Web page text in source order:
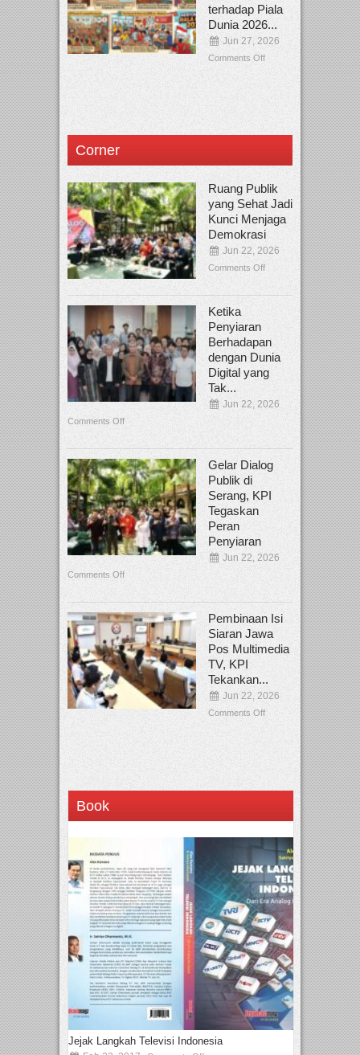
terhadap Piala
Dunia 2026...
Jun 27, 2026
Comments Off
Corner
Ruang Publik
yang Sehat Jadi
Kunci Menjaga
Demokrasi
Jun 22, 2026
Comments Off
Ketika
Penyiaran
Berhadapan
dengan Dunia
Digital yang
Tak...
Jun 22, 2026
Comments Off
Gelar Dialog
Publik di
Serang, KPI
Tegaskan
Peran
Penyiaran
Jun 22, 2026
Comments Off
Pembinaan Isi
Siaran Jawa
Pos Multimedia
TV, KPI
Tekankan...
Jun 22, 2026
Comments Off
Book
Jejak Langkah Televisi Indonesia